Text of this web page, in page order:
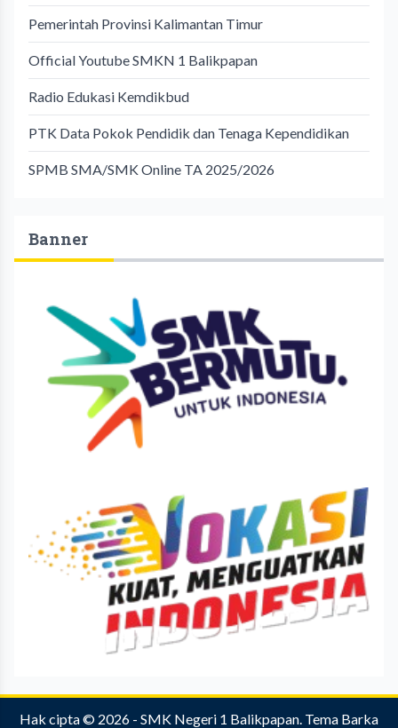
Pemerintah Provinsi Kalimantan Timur
Official Youtube SMKN 1 Balikpapan
Radio Edukasi Kemdikbud
PTK Data Pokok Pendidik dan Tenaga Kependidikan
SPMB SMA/SMK Online TA 2025/2026
Banner
Hak cipta © 2026 - SMK Negeri 1 Balikpapan. Tema Barka